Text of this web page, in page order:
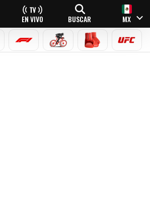
EN VIVO BUSCAR MX
FÓRMULA 1CICLISMOBOXEO UFC